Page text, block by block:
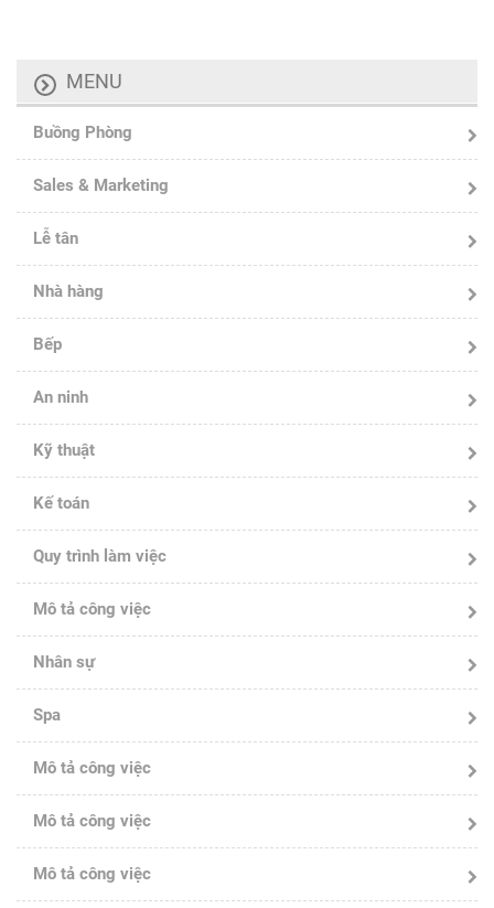
MENU
Buồng Phòng
Sales & Marketing
Lễ tân
Nhà hàng
Bếp
An ninh
Kỹ thuật
Kế toán
Quy trình làm việc
Mô tả công việc
Nhân sự
Spa
Mô tả công việc
Mô tả công việc
Mô tả công việc